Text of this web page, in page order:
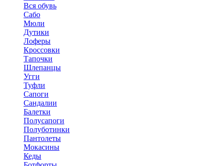
Вся обувь
Сабо
Мюли
Дутики
Лоферы
Кроссовки
Тапочки
Шлепанцы
Угги
Туфли
Сапоги
Сандалии
Балетки
Полусапоги
Полуботинки
Пантолеты
Мокасины
Кеды